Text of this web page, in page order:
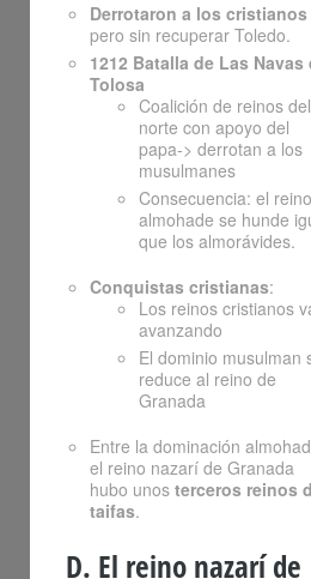
Derrotaron a los cristianos
pero sin recuperar Toledo.
1212 Batalla de Las Navas
Tolosa
Coalición de reinos del
norte con apoyo del
papa-> derrotan a los
musulmanes
Consecuencia: el reino
almohade se hunde
que los almorávides.
Conquistas cristianas:
Los reinos cristianos
avanzando
El dominio musulman
reduce al reino de
Granada
Entre la dominación
el reino nazarí de Granada
hubo unos terceros reinos
taifas.
D. El reino nazarí de